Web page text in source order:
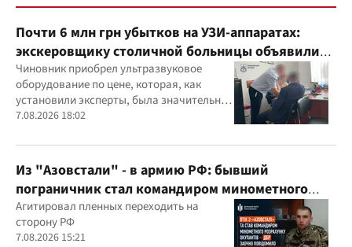
Почти 6 млн грн убытков на УЗИ-аппаратах:
экскеровщику столичной больницы объявили
подозрение
Чиновник приобрел ультразвуковое
оборудование по цене, которая, как
установили эксперты, была значительно
выше рыночной
7.08.2026 18:02
Из "Азовстали" - в армию РФ: бывший
пограничник стал командиром минометного
расчета оккупантов
Агитировал пленных переходить на
сторону РФ
7.08.2026 15:21